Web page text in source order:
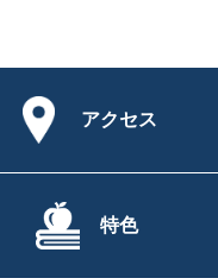
アクセス
特色